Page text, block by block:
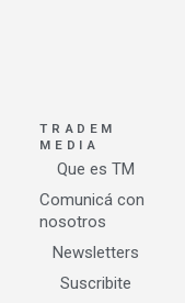
TRADEM
MEDIA
Que es TM
Comunicá con
nosotros
Newsletters
Suscribite